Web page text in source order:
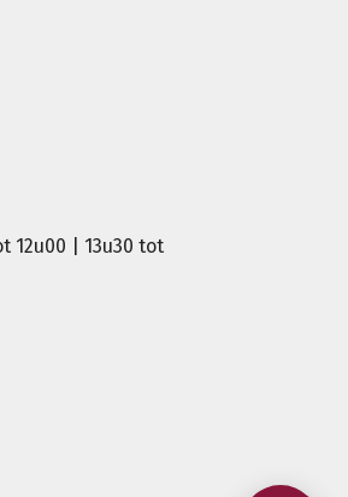
12u00 | 13u30 tot